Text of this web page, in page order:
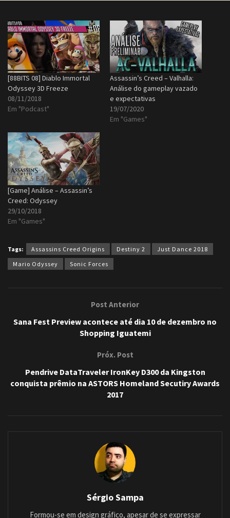
[88BITS 08] Diablo Immortal
Odyssey 3D Freeze
08/11/2018
Em "Podcast"
Assassin’s Creed – Valhalla:
Análise do gameplay vazado
e expectativas
19/07/2020
Em "Games"
[Game] Análise – Assassin’s
Creed: Odyssey
29/10/2018
Em "Games"
Tags: Assassins Creed Origins Destiny 2
Just Dance 2018
Mario Odyssey
Sonic Forces
Post Anterior
Sana Fest Preview acontece até dia 10 de dezembro no
Shopping Iguatemi
Próx. Post
Pendrive DataTraveler IronKey D300 da Kingston
conquista prêmio na ASTORS Homeland Secutiry Awards
2017
Sérgio Sampa
Formou-se em design gráfico, apesar de se expressar